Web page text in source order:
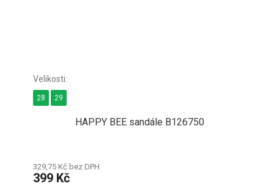
HAPPY BEE sandále B126750
329,75 Kč bez DPH
399 Kč
28 29